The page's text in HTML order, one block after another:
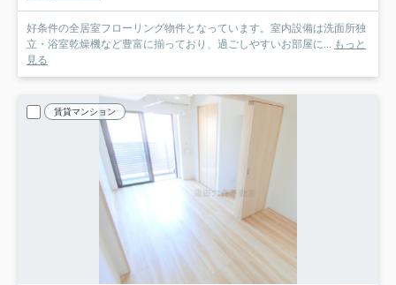
好条件の全居室フローリング物件となっています。室内設備は洗面所独
立・浴室乾燥機など豊富に揃っており、過ごしやすいお部屋に... もっと
見る
賃貸マンション